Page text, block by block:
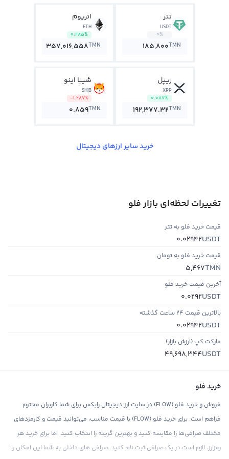
تتر
USDT
0%
185,800TMN
اتریوم
ETH
0.285%
357,016,558TMN
ریپل
XRP
0.087%
192,377.32TMN
شیبا اینو
SHIB
-1.287%
0.859TMN
خرید سایر ارزهای دیجیتال
تغییرات لحظه‌ای بازار فلو
قیمت خرید فلو به تتر
USDT
0.02942
قیمت خرید فلو به تومان
TMN
5,467
آخرین قیمت خرید فلو
USDT
0.0292
بالاترین قیمت ۲۴ ساعت گذشته
USDT
0.02942
مارکت کپ (ارزش بازار)
USDT
49,698,344
خرید فلو
فروش و خرید فلو (FLOW) در سایت ارز دیجیتال رابکس برای شما کاربران محترم
فراهم است. برای خرید فلو (FLOW) با قیمت مناسب، می‌توانید قیمت و کارمزدهای
مختلف صرافی‌ها را مقایسه کنید و بهترین گزینه را انتخاب کنید. اما برای خرید هر
رمزارز، لازم است در یک صرافی ثبت نام کنید. صرافی های داخلی به شما این امکان را